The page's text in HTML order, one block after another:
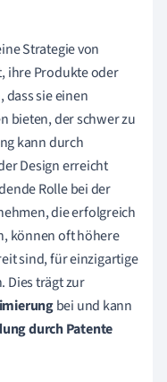
Strategie von
ihre Produkte oder
dass sie einen
bieten, der schwer zu
kann durch
Design erreicht
Rolle bei der
die erfolgreich
können oft höhere
sind, für einzigartige
Dies trägt zur
bei und kann
durch Patente